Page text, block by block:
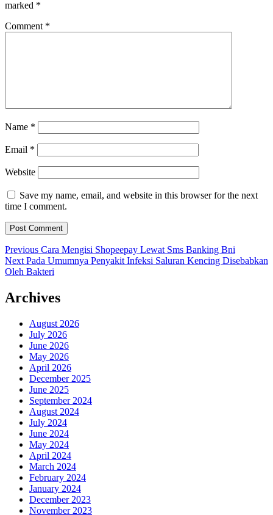
marked *
Comment *
Name *
Email *
Website
Save my name, email, and website in this browser for the next
time I comment.
Post
navigation
Previous Previous
post:
Cara Mengisi Shopeepay Lewat Sms Banking Bni
Next Next
post:
Pada Umumnya Penyakit Infeksi Saluran Kencing Disebabkan
Oleh Bakteri
Archives
August 2026
July 2026
June 2026
May 2026
April 2026
December 2025
June 2025
September 2024
August 2024
July 2024
June 2024
May 2024
April 2024
March 2024
February 2024
January 2024
December 2023
November 2023